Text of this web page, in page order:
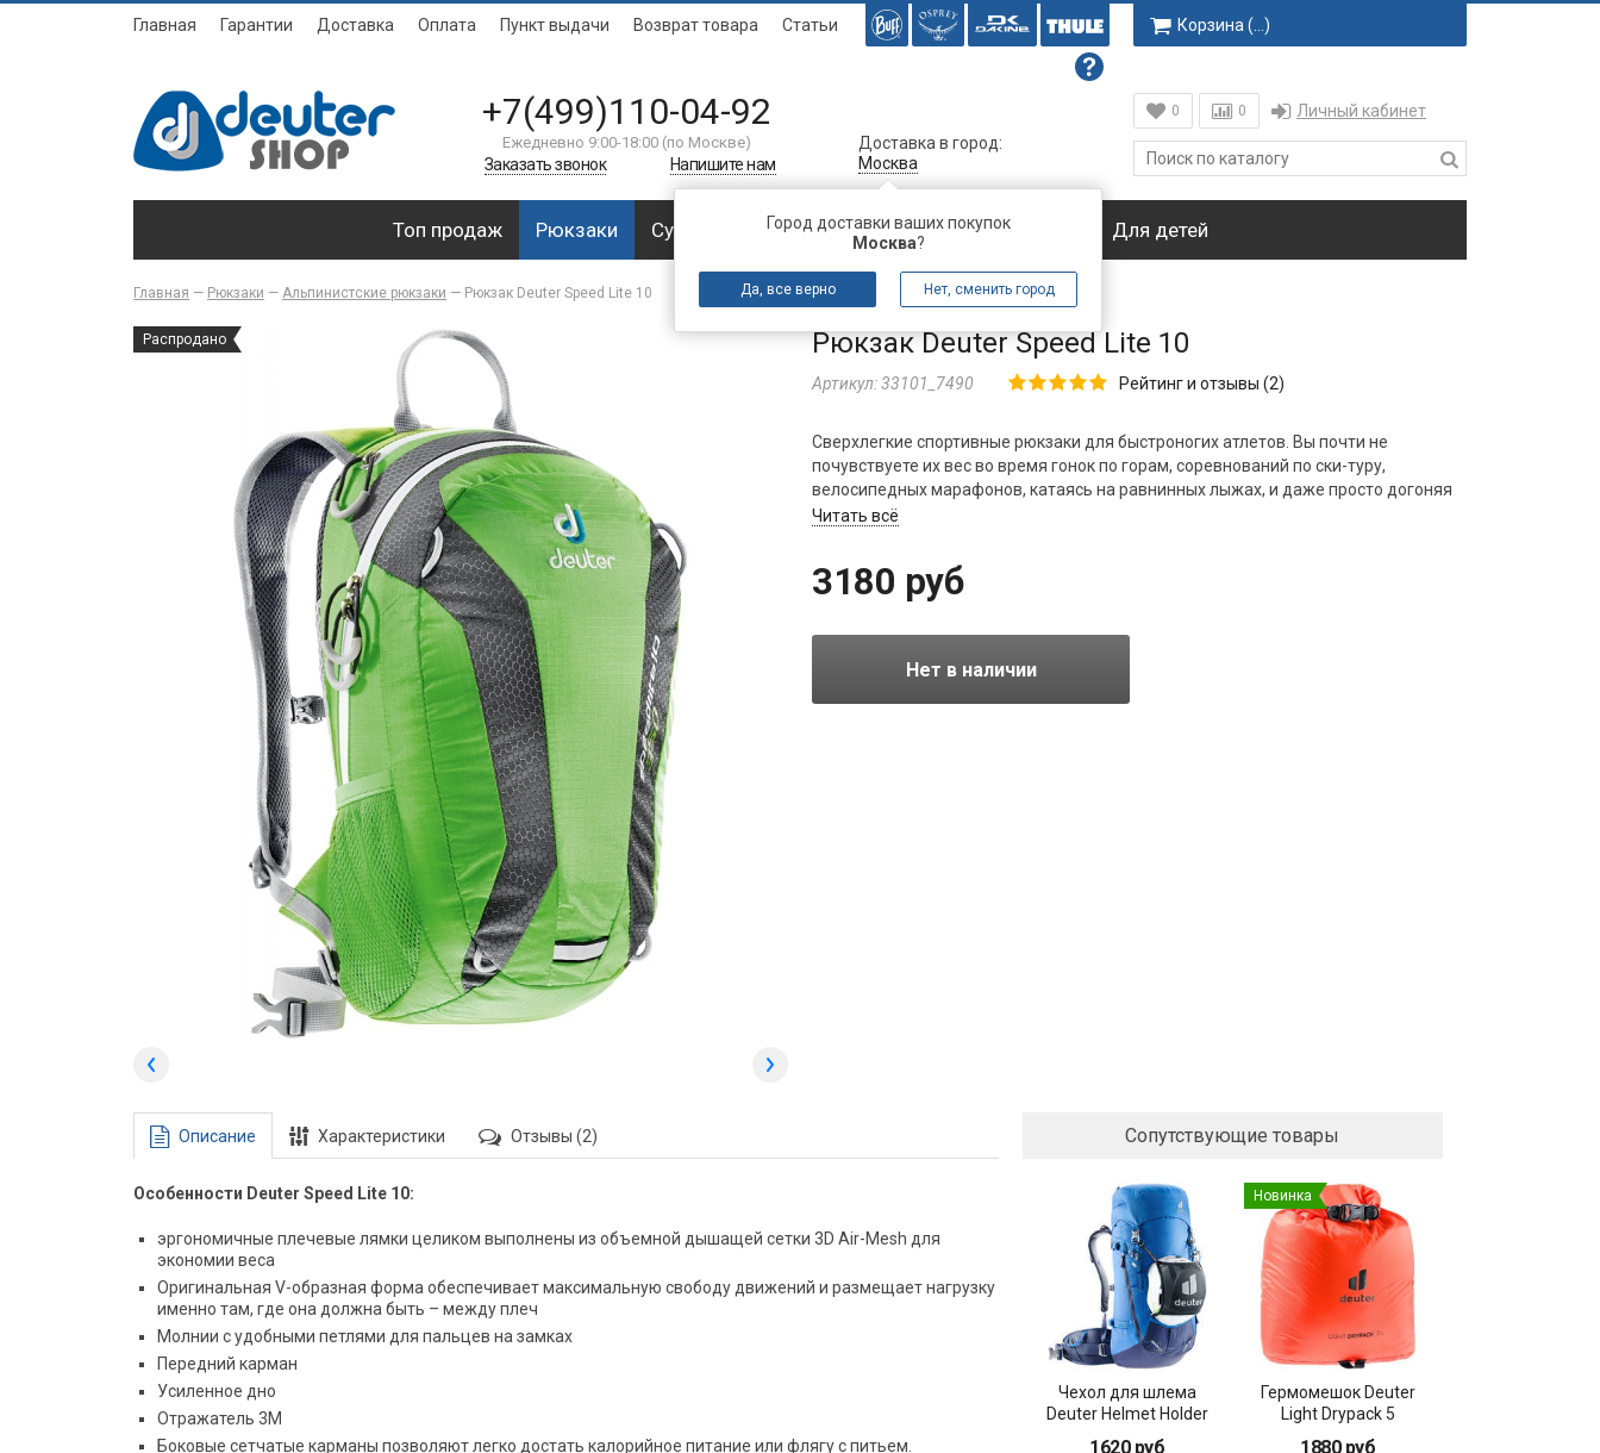
Главная Гарантии Доставка Оплата Пункт выдачи Возврат товара Статьи Корзина ( )
+7(499)110-04-92
Ежедневно 9:00-18:00 (по Москве)
Заказать звонок Напишите нам
Доставка в город:
Москва
Город доставки ваших покупок
Москва?
Да, все верно Нет, сменить город
0 0 Личный кабинет
Топ продаж Рюкзаки Сумки Багаж Аксессуары Спальники Для детей
Главная — Рюкзаки — Альпинистские рюкзаки — Рюкзак Deuter Speed Lite 10
Распродано Рюкзак Deuter Speed Lite 10
Артикул:33101_7490 Рейтинг и отзывы (2)
Сверхлегкие спортивные рюкзаки для быстроногих атлетов. Вы почти не
почувствуете их вес во время гонок по горам, соревнований по ски-туру,
велосипедных марафонов, катаясь на равнинных лыжах, и даже просто догоняя
уходящий автобус.
Читать всё
3180 руб
Нет в наличии
Описание Характеристики Отзывы (2)
Особенности Deuter Speed Lite 10:
эргономичные плечевые лямки целиком выполнены из объемной дышащей сетки 3D Air-Mesh для
экономии веса
Оригинальная V-образная форма обеспечивает максимальную свободу движений и размещает нагрузку
именно там, где она должна быть – между плеч
Молнии с удобными петлями для пальцев на замках
Передний карман
Усиленное дно
Отражатель 3М
Боковые сетчатые карманы позволяют легко достать калорийное питание или флягу с питьем.
Сопутствующие товары
Чехол для шлема
Deuter Helmet Holder
1620 руб
Новинка
Гермомешок Deuter
Light Drypack 5
1880 руб